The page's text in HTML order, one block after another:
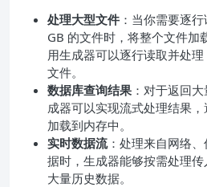
处理大型文件 ：当你需要逐
GB 的文件时，将整个文件加
用生成器可以逐行读取并处
文件。
数据库查询结果 ：对于返回
成器可以实现流式处理结果
加载到内存中。
实时数据流：处理来自网络
据时，生成器能够按需处理
大量历史数据。